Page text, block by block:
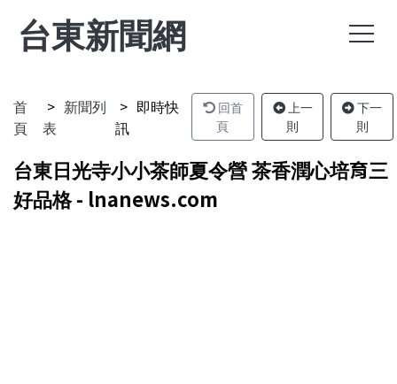
台東新聞網
首
頁
新聞列
表
即時快
訊
回首
頁
上一
則
下一
則
台東日光寺小小茶師夏令營 茶香潤心培育三
好品格 - lnanews.com